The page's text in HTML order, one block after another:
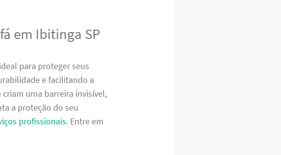
em Ibitinga SP
para proteger seus
e facilitando a
uma barreira invisível,
a proteção do seu
profissionais. Entre em